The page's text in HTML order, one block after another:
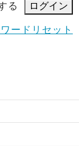
る
ードリセット